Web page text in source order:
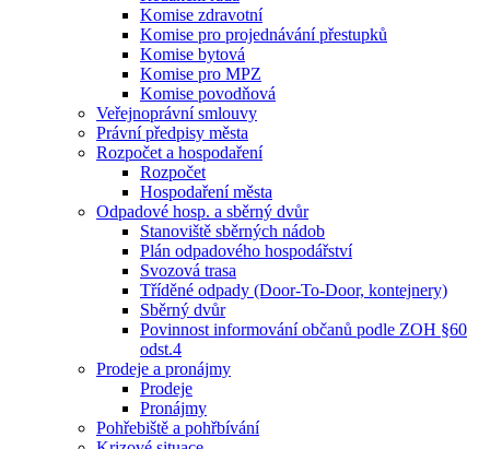
Komise zdravotní
Komise pro projednávání přestupků
Komise bytová
Komise pro MPZ
Komise povodňová
Veřejnoprávní smlouvy
Právní předpisy města
Rozpočet a hospodaření
Rozpočet
Hospodaření města
Odpadové hosp. a sběrný dvůr
Stanoviště sběrných nádob
Plán odpadového hospodářství
Svozová trasa
Tříděné odpady (Door-To-Door, kontejnery)
Sběrný dvůr
Povinnost informování občanů podle ZOH §60
odst.4
Prodeje a pronájmy
Prodeje
Pronájmy
Pohřebiště a pohřbívání